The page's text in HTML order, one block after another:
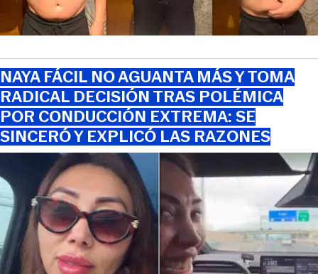
NAYA FÁCIL NO AGUANTA MÁS Y TOMA
RADICAL DECISIÓN TRAS POLÉMICA
POR CONDUCCIÓN EXTREMA: SE
SINCERÓ Y EXPLICÓ LAS RAZONES